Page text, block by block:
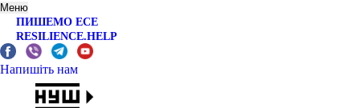
Меню
ПИШЕМО ЕСЕ
RESILIENCE.HELP
Напишіть нам